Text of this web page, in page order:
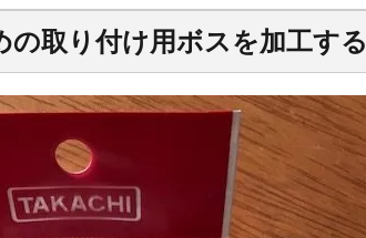
の取り付け用ボスを加工する